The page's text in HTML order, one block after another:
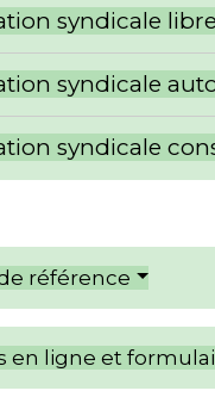
syndicale libre
syndicale
syndicale
référence
en ligne et